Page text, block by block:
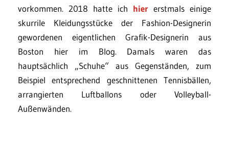
vorkommen. 2018 hatte ich hier erstmals einige
skurrile Kleidungsstücke der Fashion-Designerin
gewordenen eigentlichen Grafik-Designerin aus
Boston hier im Blog. Damals waren das
hauptsächlich „Schuhe“ aus Gegenständen, zum
Beispiel entsprechend geschnittenen Tennisbällen,
arrangierten Luftballons oder Volleyball-
Außenwänden.